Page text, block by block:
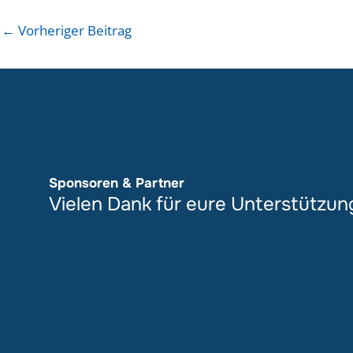
← Vorheriger Beitrag
Sponsoren & Partner
Vielen Dank für eure